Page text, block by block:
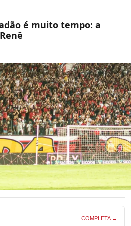
é muito tempo: a
COMPLETA →